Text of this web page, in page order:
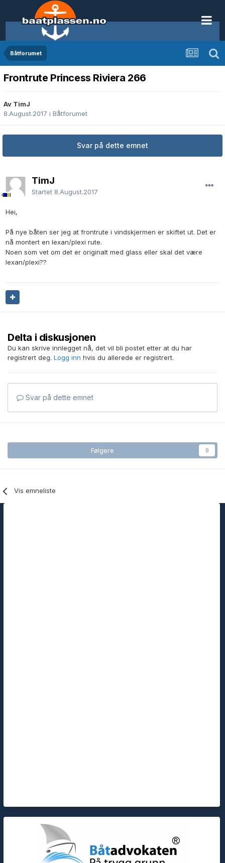
Båtforumet
Frontrute Princess Riviera 266
Av TimJ
8.August.2017 i Båtforumet
Svar på dette emnet
TimJ
Startet 8.August.2017
Hei,
På nye båten ser jeg at frontrute i vindskjermen er skiftet ut. Det er
nå montert en lexan/plexi rute.
Noen som vet om det er originalt med glass eller skal det være
lexan/plexi??
Delta i diskusjonen
Du kan skrive innlegget nå, det vil bli postet etter at du har
registrert deg. Logg inn hvis du allerede er registrert.
Svar på dette emnet
Følgere 0
Vis emneliste